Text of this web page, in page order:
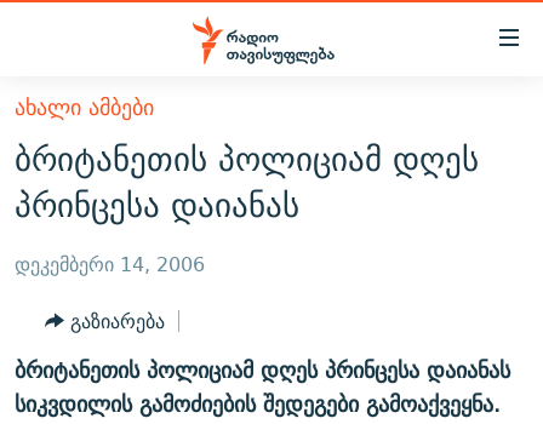
Accessibility
მთავარ
შინაარსზე
დაბრუნება
მთავარ
დაბრუნება
ძიებაზე
დაბრუნება
ᲐᲮᲐᲚᲘ ᲐᲛᲑᲔᲑᲘ
ᲗᲔᲛᲔᲑᲘ
ᲞᲝᲚᲘᲢᲘᲙᲐ
ᲔᲙᲝᲜᲝᲛᲘᲙᲐ
ᲡᲐᲖᲝᲒᲐᲓᲝᲔᲑᲐ
ᲡᲞᲝᲠᲢᲘ
ᲕᲘᲓᲔᲝ
ᲑᲚᲝᲒᲔᲑᲘ
ᲞᲝᲓᲙᲐᲡᲢᲔᲑᲘ
ᲜᲘᲙᲝᲡ ᲞᲝᲓᲙᲐᲡᲢᲘ
ᲗᲐᲕᲘᲡᲣᲤᲚᲔᲑᲘᲡ ᲛᲝᲜᲘᲢᲝᲠᲘ
ᲗᲥᲕᲔᲜᲘ ᲞᲣᲑᲚᲘᲙᲐᲪᲘᲔᲑᲘ
ᲐᲮᲐᲚᲘ ᲐᲛᲑᲔᲑᲘ
ბრიტანეთის პოლიციამ დღეს
პრინცესა დაიანას
დეკემბერი 14, 2006
გაზიარება
ბრიტანეთის პოლიციამ დღეს პრინცესა დაიანას
სიკვდილის გამოძიების შედეგები გამოაქვეყნა.